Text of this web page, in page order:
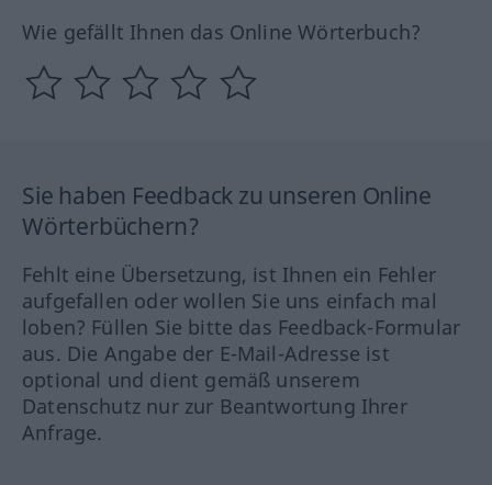
Wie gefällt Ihnen das Online Wörterbuch?
Sie haben Feedback zu unseren Online
Wörterbüchern?
Fehlt eine Übersetzung, ist Ihnen ein Fehler
aufgefallen oder wollen Sie uns einfach mal
loben? Füllen Sie bitte das Feedback-Formular
aus. Die Angabe der E-Mail-Adresse ist
optional und dient gemäß unserem
Datenschutz nur zur Beantwortung Ihrer
Anfrage.